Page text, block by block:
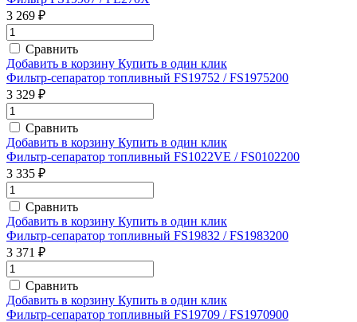
3 269 ₽
Сравнить
Добавить в корзину Купить в один клик
Фильтр-сепаратор топливный FS19752 / FS1975200
3 329 ₽
Сравнить
Добавить в корзину Купить в один клик
Фильтр-сепаратор топливный FS1022VE / FS0102200
3 335 ₽
Сравнить
Добавить в корзину Купить в один клик
Фильтр-сепаратор топливный FS19832 / FS1983200
3 371 ₽
Сравнить
Добавить в корзину Купить в один клик
Фильтр-сепаратор топливный FS19709 / FS1970900